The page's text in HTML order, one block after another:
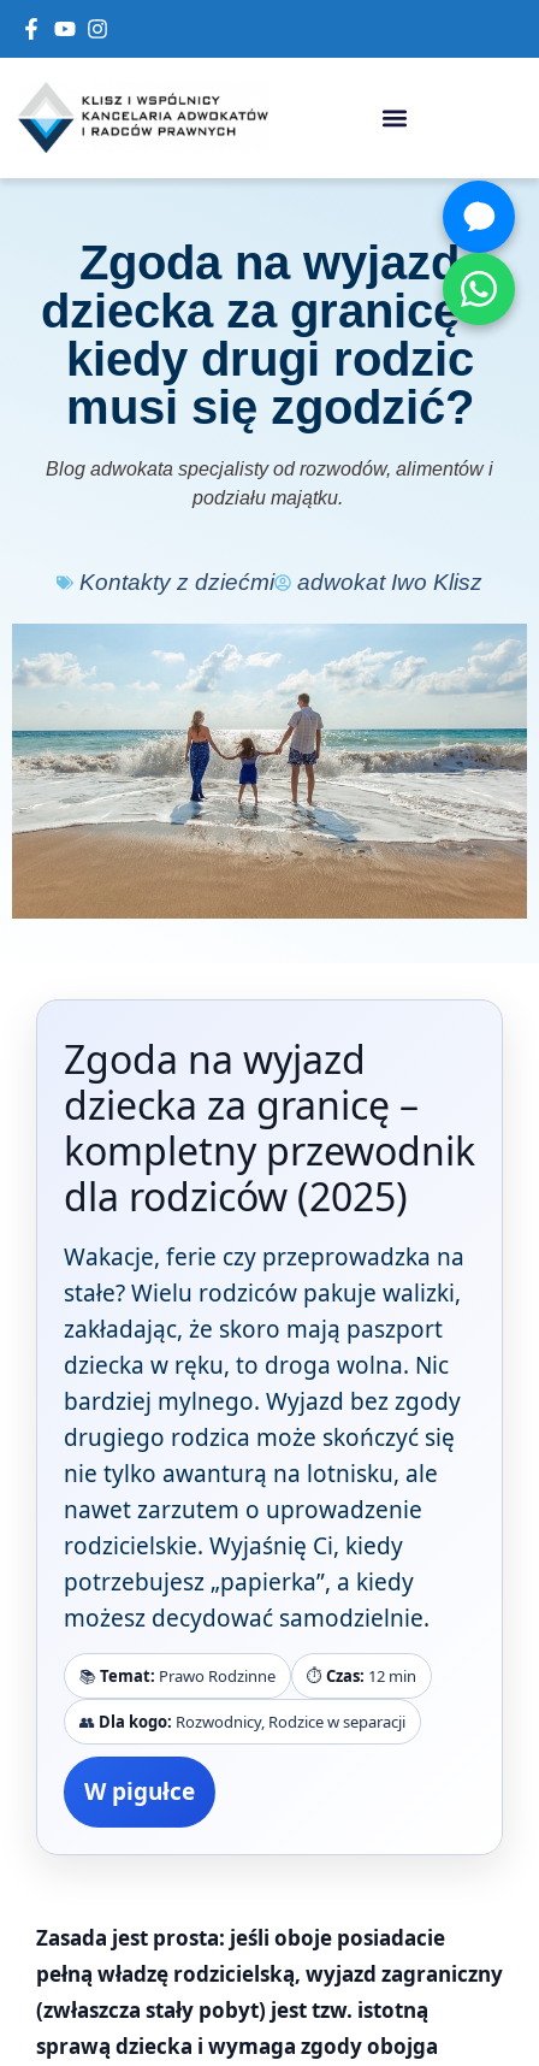
Zgoda na wyjazd
dziecka za granicę –
kiedy drugi rodzic
musi się zgodzić?
Blog adwokata specjalisty od rozwodów, alimentów i
podziału majątku.
Kontakty z dziećmi adwokat Iwo Klisz
Zgoda na wyjazd
dziecka za granicę –
kompletny przewodnik
dla rodziców (2025)
Wakacje, ferie czy przeprowadzka na
stałe? Wielu rodziców pakuje walizki,
zakładając, że skoro mają paszport
dziecka w ręku, to droga wolna. Nic
bardziej mylnego. Wyjazd bez zgody
drugiego rodzica może skończyć się
nie tylko awanturą na lotnisku, ale
nawet zarzutem o uprowadzenie
rodzicielskie. Wyjaśnię Ci, kiedy
potrzebujesz „papierka”, a kiedy
możesz decydować samodzielnie.
📚Temat: Prawo Rodzinne ⏱️ Czas: 12 min
👥 Dla kogo: Rozwodnicy, Rodzice w separacji
W pigułce
Zasada jest prosta: jeśli oboje posiadacie
pełną władzę rodzicielską, wyjazd zagraniczny
(zwłaszcza stały pobyt) jest tzw. istotną
sprawą dziecka i wymaga zgody obojga